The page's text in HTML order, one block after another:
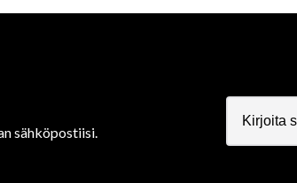
sähköpostiisi.